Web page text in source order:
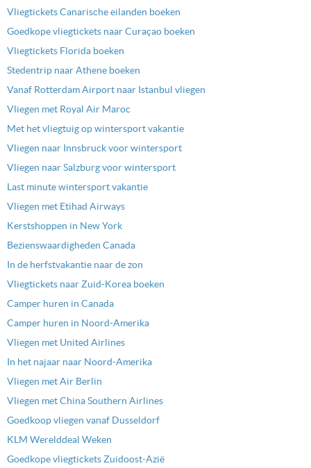
Vliegtickets Canarische eilanden boeken
Goedkope vliegtickets naar Curaçao boeken
Vliegtickets Florida boeken
Stedentrip naar Athene boeken
Vanaf Rotterdam Airport naar Istanbul vliegen
Vliegen met Royal Air Maroc
Met het vliegtuig op wintersport vakantie
Vliegen naar Innsbruck voor wintersport
Vliegen naar Salzburg voor wintersport
Last minute wintersport vakantie
Vliegen met Etihad Airways
Kerstshoppen in New York
Bezienswaardigheden Canada
In de herfstvakantie naar de zon
Vliegtickets naar Zuid-Korea boeken
Camper huren in Canada
Camper huren in Noord-Amerika
Vliegen met United Airlines
In het najaar naar Noord-Amerika
Vliegen met Air Berlin
Vliegen met China Southern Airlines
Goedkoop vliegen vanaf Dusseldorf
KLM Werelddeal Weken
Goedkope vliegtickets Zuidoost-Azië